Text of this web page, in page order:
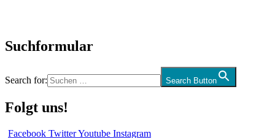
Suchformular
Search for: Search Button
Folgt uns!
Facebook TwitterYoutube Instagram